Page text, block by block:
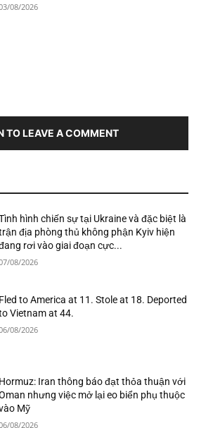
08/2026
TO LEAVE A COMMENT
hình chiến sự tại Ukraine và đặc biệt là
địa phòng thủ không phận Kyiv hiện
rơi vào giai đoạn cực...
08/2026
Fled to America at 11. Stole at 18. Deported
Vietnam at 44.
08/2026
Hormuz: Iran thông báo đạt thỏa thuận với
nhưng việc mở lại eo biển phụ thuộc
Mỹ
08/2026